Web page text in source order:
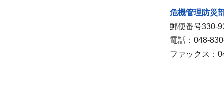
危機管理防災
郵便番号330-
電話：048-
ファックス：